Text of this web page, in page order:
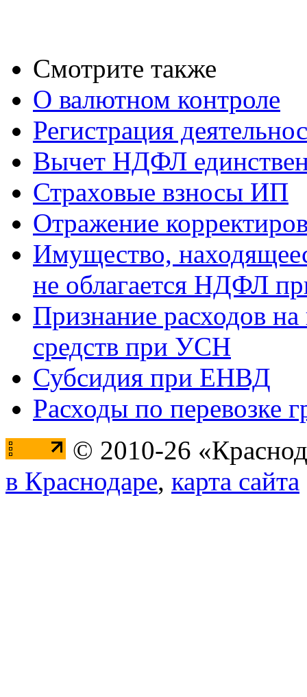
Смотрите также
О валютном контроле
Регистрация
Вычет НДФЛ
Страховые взносы ИП
Отражение
Имущество,
не облагается НДФЛ
Признание расходов
средств при УСН
Субсидия при ЕНВД
Расходы по перевозке
© 2010-26
в Краснодаре, карта сайта